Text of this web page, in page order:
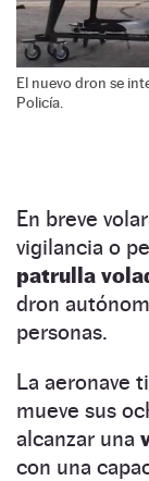
El nuevo dron se
Policía.
En breve
vigilancia o
patrulla
dron
personas.
La aeronave
mueve sus
alcanzar una
con una